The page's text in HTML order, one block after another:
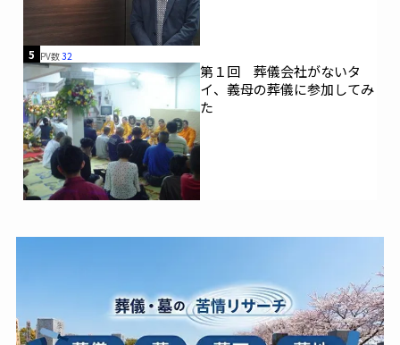
5 PV数32
第１回 葬儀会社がないタ
イ、義母の葬儀に参加してみ
た